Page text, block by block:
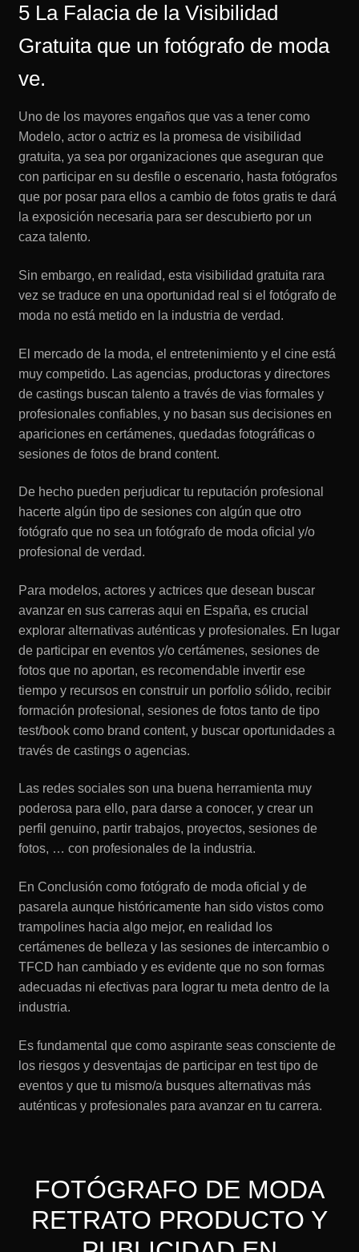
5 La Falacia de la Visibilidad
Gratuita que un fotógrafo de moda
ve.
Uno de los mayores engaños que vas a tener como
Modelo, actor o actriz es la promesa de visibilidad
gratuita, ya sea por organizaciones que aseguran que
con participar en su desfile o escenario, hasta fotógrafos
que por posar para ellos a cambio de fotos gratis te dará
la exposición necesaria para ser descubierto por un
caza talento.
Sin embargo, en realidad, esta visibilidad gratuita rara
vez se traduce en una oportunidad real si el fotógrafo de
moda no está metido en la industria de verdad.
El mercado de la moda, el entretenimiento y el cine está
muy competido. Las agencias, productoras y directores
de castings buscan talento a través de vias formales y
profesionales confiables, y no basan sus decisiones en
apariciones en certámenes, quedadas fotográficas o
sesiones de fotos de brand content.
De hecho pueden perjudicar tu reputación profesional
hacerte algún tipo de sesiones con algún que otro
fotógrafo que no sea un fotógrafo de moda oficial y/o
profesional de verdad.
Para modelos, actores y actrices que desean buscar
avanzar en sus carreras aqui en España, es crucial
explorar alternativas auténticas y profesionales. En lugar
de participar en eventos y/o certámenes, sesiones de
fotos que no aportan, es recomendable invertir ese
tiempo y recursos en construir un porfolio sólido, recibir
formación profesional, sesiones de fotos tanto de tipo
test/book como brand content, y buscar oportunidades a
través de castings o agencias.
Las redes sociales son una buena herramienta muy
poderosa para ello, para darse a conocer, y crear un
perfil genuino, partir trabajos, proyectos, sesiones de
fotos, … con profesionales de la industria.
En Conclusión como fotógrafo de moda oficial y de
pasarela aunque históricamente han sido vistos como
trampolines hacia algo mejor, en realidad los
certámenes de belleza y las sesiones de intercambio o
TFCD han cambiado y es evidente que no son formas
adecuadas ni efectivas para lograr tu meta dentro de la
industria.
Es fundamental que como aspirante seas consciente de
los riesgos y desventajas de participar en test tipo de
eventos y que tu mismo/a busques alternativas más
auténticas y profesionales para avanzar en tu carrera.
FOTÓGRAFO DE MODA
RETRATO PRODUCTO Y